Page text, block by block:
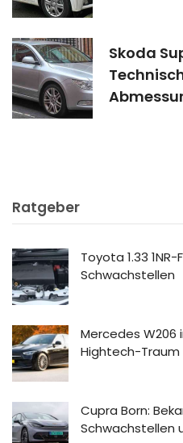
Skoda
Ratgeber
Toyota 1.33
Schwachstellen
Mercedes
Hightech-
Cupra Born:
Schwachstellen